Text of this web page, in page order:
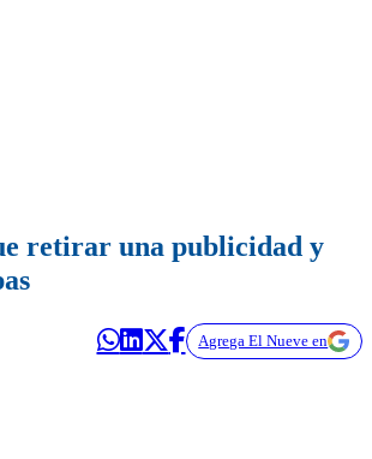
retirar una publicidad y
Agrega El Nueve en